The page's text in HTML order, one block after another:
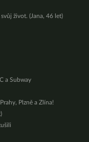
život. (Jana, 46 let)
a Subway
Plzně a Zlína!